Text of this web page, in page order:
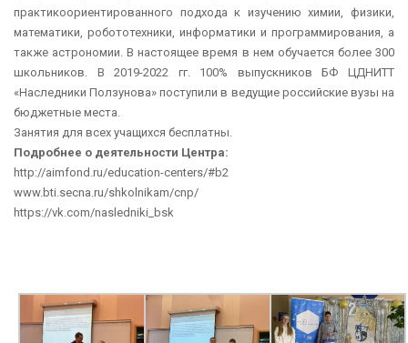
практикоориентированного подхода к изучению химии, физики,
математики, робототехники, информатики и программирования, а
также астрономии. В настоящее время в нем обучается более 300
школьников. В 2019-2022 гг. 100% выпускников БФ ЦДНИТТ
«Наследники Ползунова» поступили в ведущие российские вузы на
бюджетные места.
Занятия для всех учащихся бесплатны.
Подробнее о деятельности Центра:
http://aimfond.ru/education-centers/#b2
www.bti.secna.ru/shkolnikam/cnp/
https://vk.com/nasledniki_bsk